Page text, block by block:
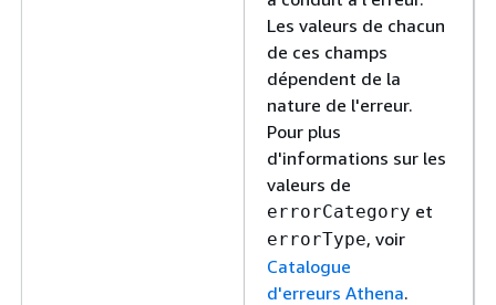
Les valeurs de chacun
de ces champs
dépendent de la
nature de l'erreur.
Pour plus
d'informations sur les
valeurs de
errorCategory et
errorType, voir
Catalogue
d'erreurs Athena.